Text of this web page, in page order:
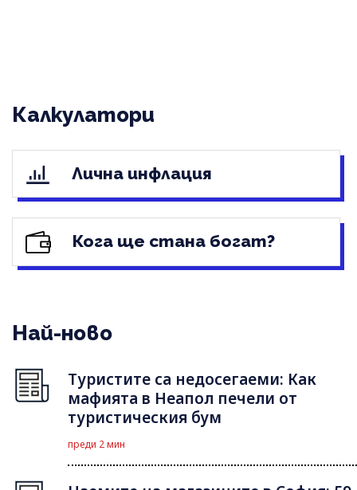
Калкулатори
Лична инфлация
Кога ще стана богат?
Най-ново
Туристите са недосегаеми: Как
мафията в Неапол печели от
туристическия бум
преди 2 мин